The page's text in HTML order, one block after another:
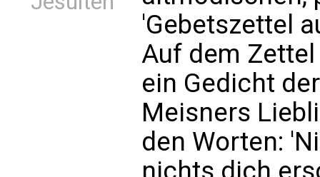
'Gebetszettel
Auf dem
ein Gedicht
Meisners
den Worten: